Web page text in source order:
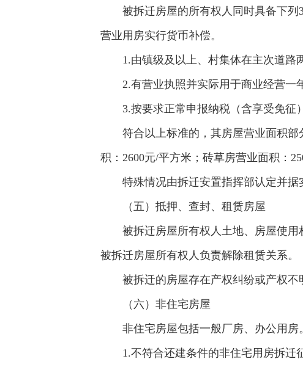
被拆迁房屋的所有权人同时具备下
营业用房实行货币补偿。
1.由镇级及以上、村集体在主次道路
2.有营业执照并实际用于商业经营一
3.按要求正常申报纳税（含享受免征
符合以上标准的，其房屋营业面积部
积：2600元/平方米；砖草房营业面积：
特殊情况由拆迁安置指挥部认定并据
（五）抵押、查封、租赁房屋
被拆迁房屋所有权人土地、房屋使
被拆迁房屋所有权人负责解除租赁关系。
被拆迁的房屋存在产权纠纷或产权不
（六）非住宅房屋
非住宅房屋包括一般厂房、办公用房
1.不符合还建条件的非住宅用房拆